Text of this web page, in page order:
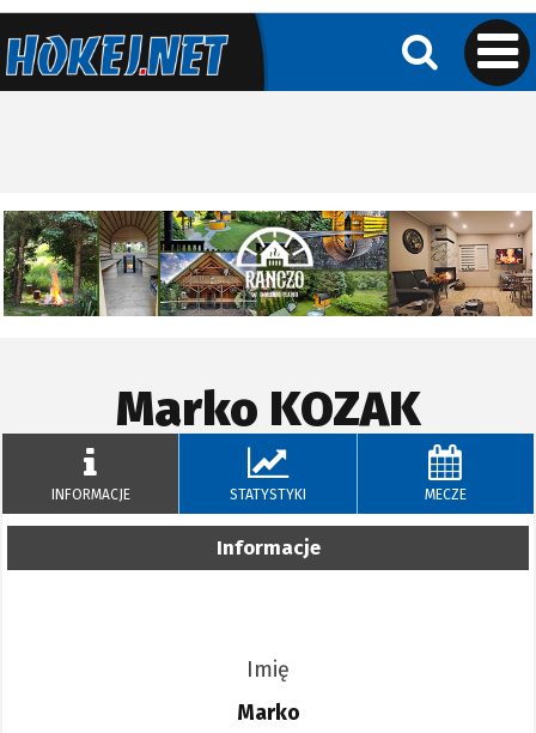
Marko KOZAK
INFORMACJE STATYSTYKI MECZE
Informacje
Imię
Marko